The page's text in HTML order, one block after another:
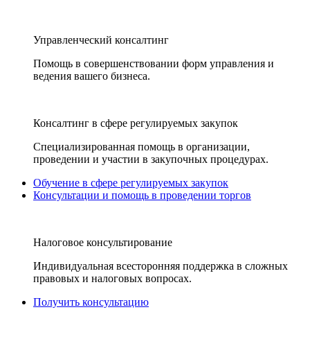
Управленческий консалтинг
Помощь в совершенствовании форм управления и
ведения вашего бизнеса.
Консалтинг в сфере регулируемых закупок
Специализированная помощь в организации,
проведении и участии в закупочных процедурах.
Обучение в сфере регулируемых закупок
Консультации и помощь в проведении торгов
Налоговое консультирование
Индивидуальная всесторонняя поддержка в сложных
правовых и налоговых вопросах.
Получить консультацию